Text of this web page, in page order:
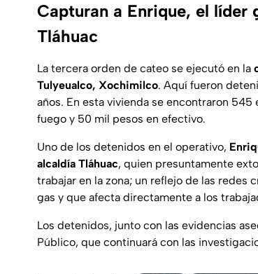
Capturan a Enrique, el líder
Tláhuac
La tercera orden de cateo se ejecutó en la
Tulyeualco, Xochimilco. Aquí fueron
años. En esta vivienda se encontraron
fuego y 50 mil pesos en efectivo.
Uno de los detenidos en el operativo,
alcaldía Tláhuac, quien presuntamente
trabajar en la zona; un reflejo de las
gas y que afecta directamente a los
Los detenidos, junto con las evidencias
Público, que continuará con las